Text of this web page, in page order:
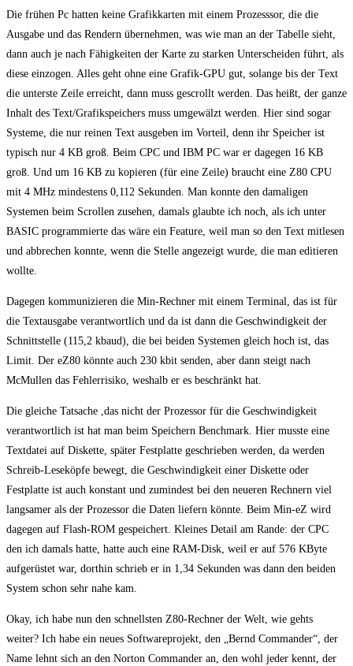
Die frühen Pc hatten keine Grafikkarten mit einem Prozesssor, die die
Ausgabe und das Rendern übernehmen, was wie man an der Tabelle sieht,
dann auch je nach Fähigkeiten der Karte zu starken Unterscheiden führt, als
diese einzogen. Alles geht ohne eine Grafik-GPU gut, solange bis der Text
die unterste Zeile erreicht, dann muss gescrollt werden. Das heißt, der ganze
Inhalt des Text/Grafikspeichers muss umgewälzt werden. Hier sind sogar
Systeme, die nur reinen Text ausgeben im Vorteil, denn ihr Speicher ist
typisch nur 4 KB groß. Beim CPC und IBM PC war er dagegen 16 KB
groß. Und um 16 KB zu kopieren (für eine Zeile) braucht eine Z80 CPU
mit 4 MHz mindestens 0,112 Sekunden. Man konnte den damaligen
Systemen beim Scrollen zusehen, damals glaubte ich noch, als ich unter
BASIC programmierte das wäre ein Feature, weil man so den Text mitlesen
und abbrechen konnte, wenn die Stelle angezeigt wurde, die man editieren
wollte.
Dagegen kommunizieren die Min-Rechner mit einem Terminal, das ist für
die Textausgabe verantwortlich und da ist dann die Geschwindigkeit der
Schnittstelle (115,2 kbaud), die bei beiden Systemen gleich hoch ist, das
Limit. Der eZ80 könnte auch 230 kbit senden, aber dann steigt nach
McMullen das Fehlerrisiko, weshalb er es beschränkt hat.
Die gleiche Tatsache ,das nicht der Prozessor für die Geschwindigkeit
verantwortlich ist hat man beim Speichern Benchmark. Hier musste eine
Textdatei auf Diskette, später Festplatte geschrieben werden, da werden
Schreib-Leseköpfe bewegt, die Geschwindigkeit einer Diskette oder
Festplatte ist auch konstant und zumindest bei den neueren Rechnern viel
langsamer als der Prozessor die Daten liefern könnte. Beim Min-eZ wird
dagegen auf Flash-ROM gespeichert. Kleines Detail am Rande: der CPC
den ich damals hatte, hatte auch eine RAM-Disk, weil er auf 576 KByte
aufgerüstet war, dorthin schrieb er in 1,34 Sekunden was dann den beiden
System schon sehr nahe kam.
Okay, ich habe nun den schnellsten Z80-Rechner der Welt, wie gehts
weiter? Ich habe ein neues Softwareprojekt, den „Bernd Commander“, der
Name lehnt sich an den Norton Commander an, den wohl jeder kennt, der